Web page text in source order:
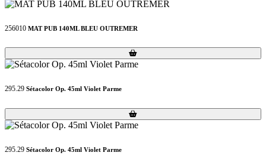
256010 MAT PUB 140ML BLEU OUTREMER
Loading...
Loading...
295.29 Sétacolor Op. 45ml Violet Parme
Loading...
Loading...
295.29 Sétacolor Op. 45ml Violet Parme